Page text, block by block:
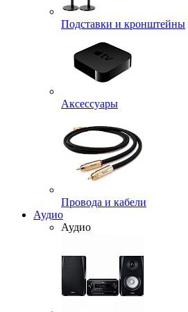
Подставки и кронштейны
Аксессуары
Провода и кабели
Аудио
Аудио